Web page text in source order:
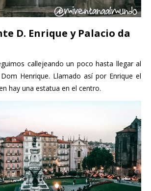
D. Enrique y Palacio da
callejeando un poco hasta llegar al
Henrique. Llamado así por Enrique el
hay una estatua en el centro.